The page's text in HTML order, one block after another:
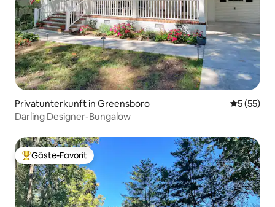
Privatunterkunft in Greensboro
5 (55)
Darling Designer-Bungalow
Beliebter Gäste-Favorit.
Gäste-Favorit